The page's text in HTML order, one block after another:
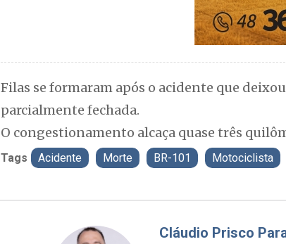
Filas se formaram após o acidente que
parcialmente fechada.
O congestionamento alcaça quase três
Tags Acidente Morte BR-101 Motociclista
Fabiano